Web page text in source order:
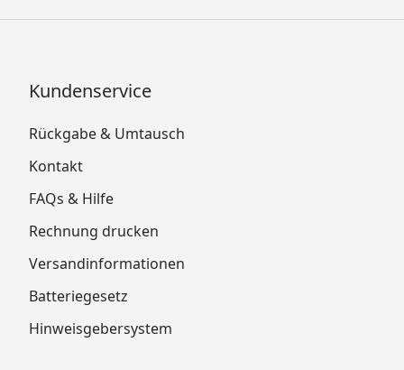
Kundenservice
Rückgabe & Umtausch
Kontakt
FAQs & Hilfe
Rechnung drucken
Versandinformationen
Batteriegesetz
Hinweisgebersystem